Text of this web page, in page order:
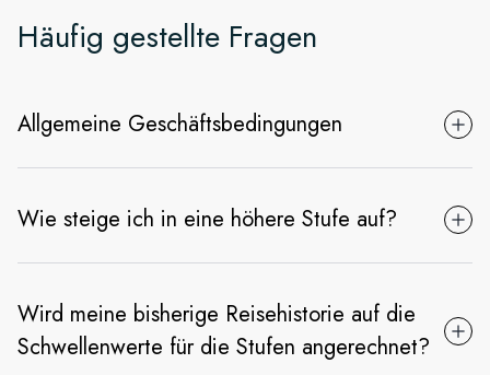
Häufig gestellte Fragen
Allgemeine Geschäftsbedingungen
Wie steige ich in eine höhere Stufe auf?
Wird meine bisherige Reisehistorie auf die
Schwellenwerte für die Stufen angerechnet?